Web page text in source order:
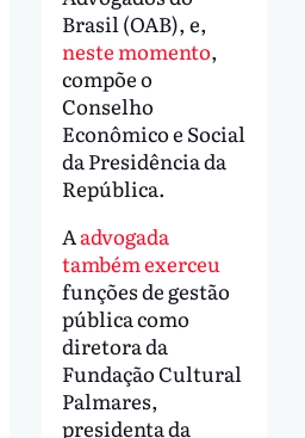
Brasil (OAB), e,
neste momento,
compõe o
Conselho
Econômico e Social
da Presidência da
República.
A advogada
também exerceu
funções de gestão
pública como
diretora da
Fundação Cultural
Palmares,
presidenta da